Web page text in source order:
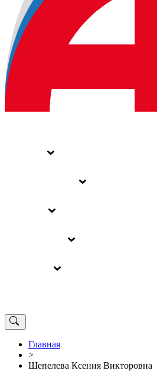
Главная
>
Шепелева Ксения Викторовна